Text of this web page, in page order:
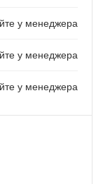
у менеджера
у менеджера
у менеджера